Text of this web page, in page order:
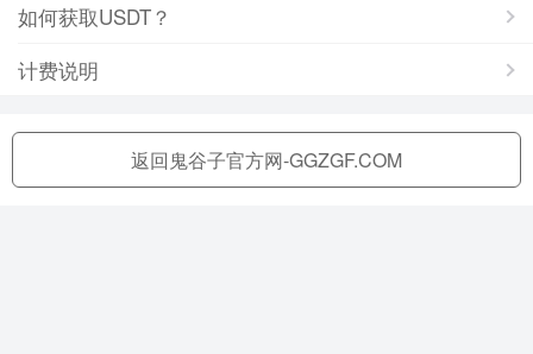
如何获取USDT？
计费说明
返回鬼谷子官方网-GGZGF.COM